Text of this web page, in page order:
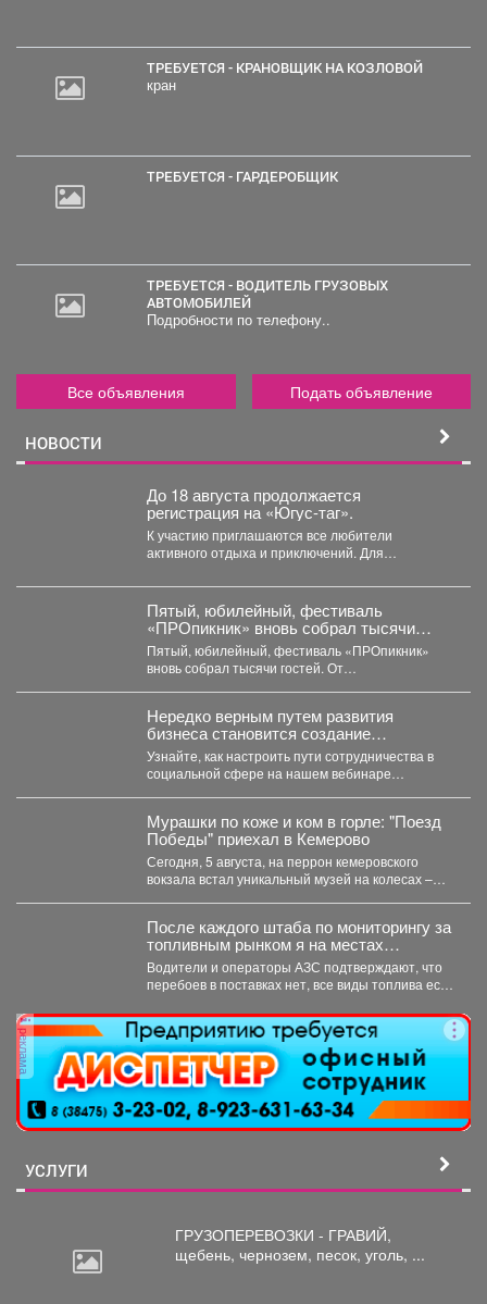
ТРЕБУЕТСЯ - КРАНОВЩИК НА КОЗЛОВОЙ
кран
ТРЕБУЕТСЯ - ГАРДЕРОБЩИК
ТРЕБУЕТСЯ - ВОДИТЕЛЬ ГРУЗОВЫХ
АВТОМОБИЛЕЙ
Подробности по телефону..
Все объявления Подать объявление
НОВОСТИ
До 18 августа продолжается
регистрация на «Югус-таг».
К участию приглашаются все любители
активного отдыха и приключений. Для
в...
Пятый, юбилейный, фестиваль
«ПРОпикник» вновь собрал тысячи
гостей.
Пятый, юбилейный, фестиваль «ПРОпикник»
вновь собрал тысячи гостей. От
Нередко верным путем развития
бизнеса становится создание
совместных проектов, работа в команде
и даже полномасштабные объединения.
Узнайте, как настроить пути сотрудничества в
социальной сфере на нашем вебинаре
Мурашки по коже и ком в горле: "Поезд
Победы" приехал в Кемерово
Сегодня, 5 августа, на перрон кемеровского
вокзала встал уникальный музей на колесах –
После каждого штаба по мониторингу за
топливным рынком я на местах
проверяю, соответствует ли озвученная
информация действительности.
Водители и операторы АЗС подтверждают, что
перебоев в поставках нет, все виды топлива есть
реклама
УСЛУГИ
ГРУЗОПЕРЕВОЗКИ - ГРАВИЙ,
щебень, чернозем, песок, уголь, ...